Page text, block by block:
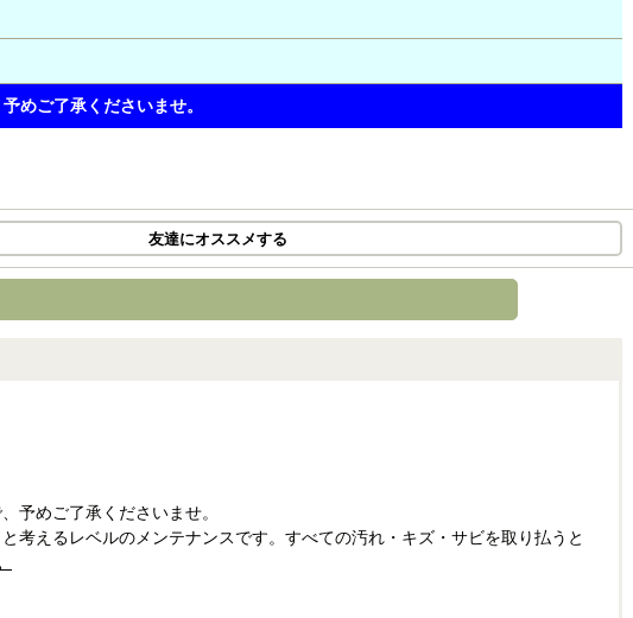
めご了承くださいませ。
友達にオススメする
予めご了承くださいませ。
考えるレベルのメンテナンスです。すべての汚れ・キズ・サビを取り払うと